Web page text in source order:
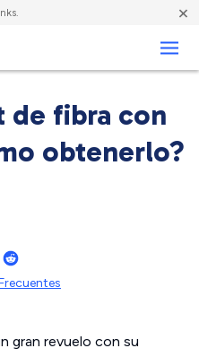
×
de fibra con
obtenerlo?
gran revuelo con su